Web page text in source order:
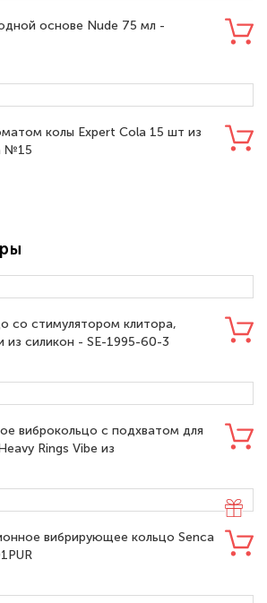
основе Nude 75 мл -
колы Expert Cola 15 шт из
№15
со стимулятором клитора,
силикон - SE-1995-60-3
виброкольцо с подхватом для
Rings Vibe из
вибрирующее кольцо Senca